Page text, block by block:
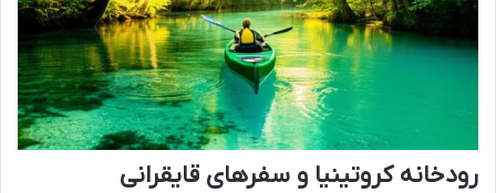
رودخانه کروتینیا و سفرهای قایقرانی